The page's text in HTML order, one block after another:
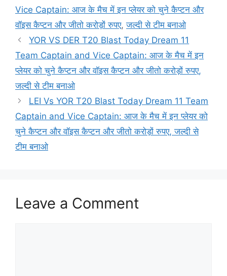
Vice Captain: आज के मैच में इन प्लेयर को चुने कैप्टन और
वॉइस कैप्टन और जीतो करोड़ों रुपए,जल्दी से टीम बनाओ
YOR VS DER T20 Blast Today Dream 11
Team Captain and Vice Captain: आज के मैच में इन
प्लेयर को चुने कैप्टन और वॉइस कैप्टन और जीतो करोड़ों रुपए,
जल्दी से टीम बनाओ
LEI Vs YOR T20 Blast Today Dream 11 Team
Captain and Vice Captain: आज के मैच में इन प्लेयर को
चुने कैप्टन और वॉइस कैप्टन और जीतो करोड़ों रुपए, जल्दी से
टीम बनाओ
Leave a Comment